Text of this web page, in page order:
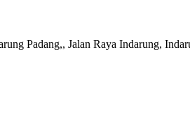
Padang,, Jalan Raya Indarung,